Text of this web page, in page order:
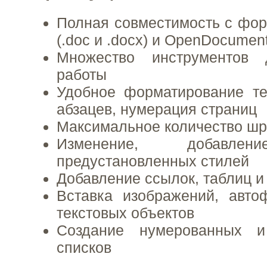
Полная совместимость с
(.doc и .docx) и
Множество инструментов
работы
Удобное форматирование
абзацев, нумерация страниц
Максимальное количество
Изменение,
предустановленных стилей
Добавление ссылок, таблиц
Вставка изображений,
текстовых объектов
Создание нумерованных
списков